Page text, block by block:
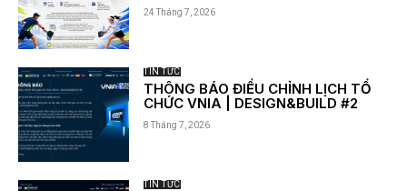
24 Tháng 7, 2026
TIN TỨC
THÔNG BÁO ĐIỀU CHỈNH LỊCH TỔ
CHỨC VNIA | DESIGN&BUILD #2
8 Tháng 7, 2026
TIN TỨC